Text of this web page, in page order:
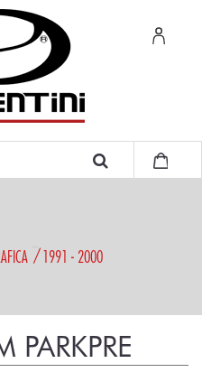
1991 - 2000
PARKPRE